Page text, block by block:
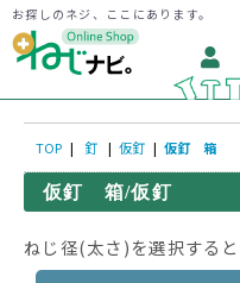
お探しのネジ、ここにあります。
TOP | 釘 | 仮釘 | 仮釘 箱
仮釘 箱/仮釘
ねじ径(太さ)を選択すると